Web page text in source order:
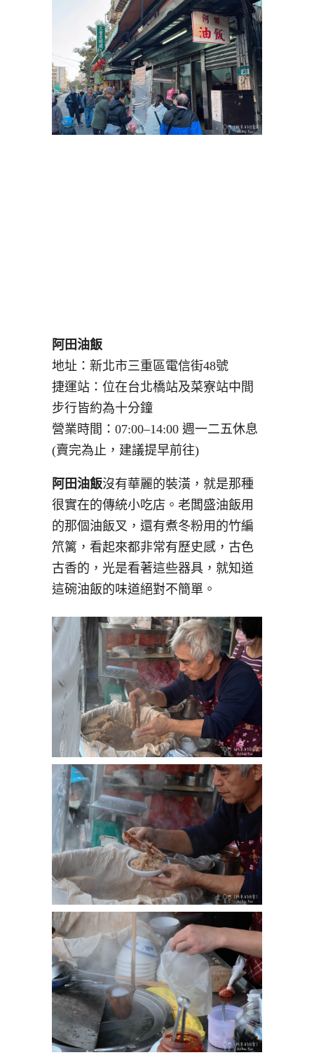
阿田油飯
地址：新北市三重區電信街48號
捷運站：位在台北橋站及菜寮站中間
步行皆約為十分鐘
營業時間：07:00–14:00 週一二五休息
(賣完為止，建議提早前往)
阿田油飯沒有華麗的裝潢，就是那種
很實在的傳統小吃店。老闆盛油飯用
的那個油飯叉，還有煮冬粉用的竹編
笊篱，看起來都非常有歷史感，古色
古香的，光是看著這些器具，就知道
這碗油飯的味道絕對不簡單。